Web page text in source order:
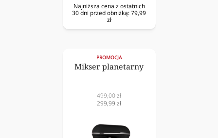
Najniższa cena z ostatnich
30 dni przed obniżką:79,99
zł
PROMOCJA
Mikser planetarny
Cena
normalna
499,00 zł
Cena
299,99 zł